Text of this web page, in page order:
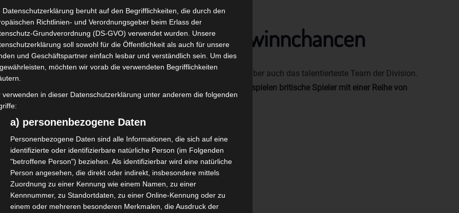
so erhöht man die gewinnchancen
in der Branche mit einem guten Ruf auf dem Markt entwickelt, sind aber auch das talentierteste Team der Division.
Derzeit spielen britische Spieler mit einer Reihe von
vorbehalten ist.
Datenschutzerklärung beruht auf den Begrifflichkeiten, die durch den
Richtlinien- und Verordnungsgeber beim Erlass der
Grundverordnung (DS-GVO) verwendet wurden. Unsere
soll sowohl für die Öffentlichkeit als auch für unsere
und Geschäftspartner einfach lesbar und verständlich sein. Um dies
möchten wir vorab die verwendeten Begrifflichkeiten
verwenden in dieser Datenschutzerklärung unter anderem die folgenden
a) personenbezogene Daten
Personenbezogene Daten sind alle Informationen, die sich auf eine
identifizierte oder identifizierbare natürliche Person (im Folgenden
"betroffene Person") beziehen. Als identifizierbar wird eine natürliche
Person angesehen, die direkt oder indirekt, insbesondere mittels
Zuordnung zu einer Kennung wie einem Namen, zu einer
Kennnummer, zu Standortdaten, zu einer Online-Kennung oder zu
einem oder mehreren besonderen Merkmalen, die Ausdruck der